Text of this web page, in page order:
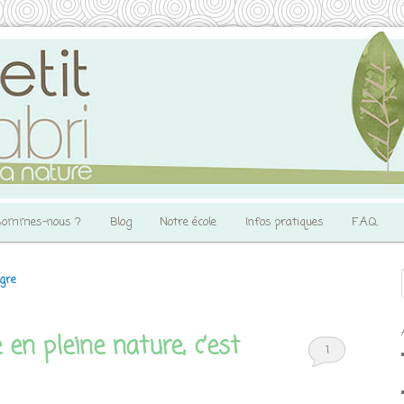
nous ? Blog Notre école Infos pratiques F.A.Q.
pleine nature, c’est
1